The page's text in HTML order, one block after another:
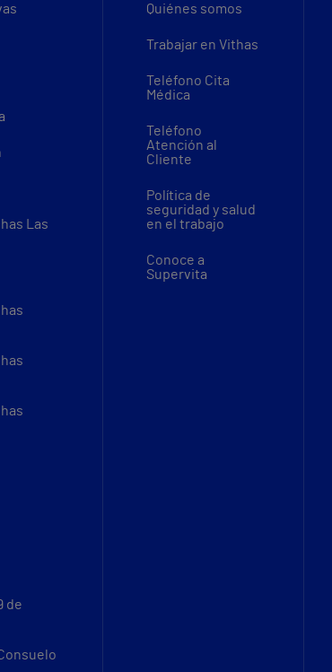
Las
de
Quiénes somos
Trabajar en Vithas
Teléfono Cita
Médica
Teléfono
Atención al
Cliente
Política de
seguridad y salud
en el trabajo
Conoce a
Supervita